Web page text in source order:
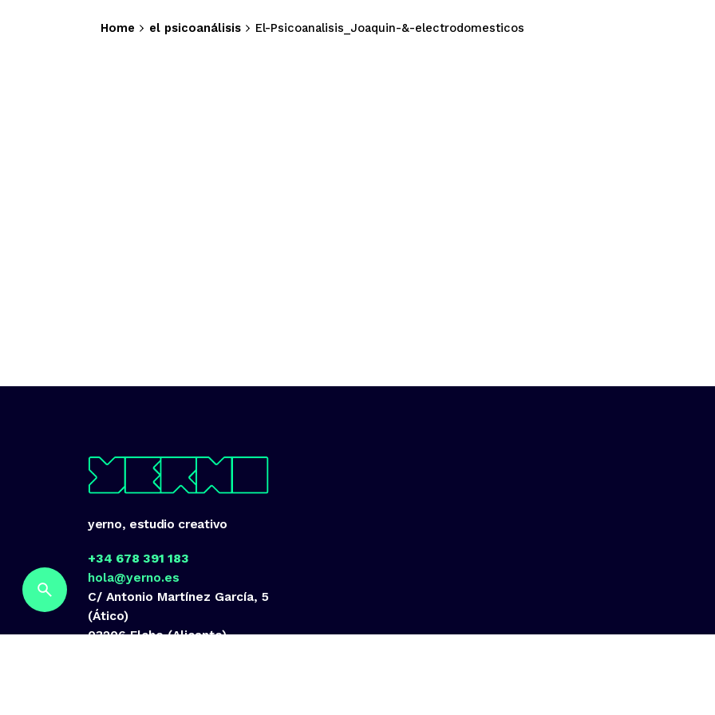
Home el psicoanálisis El-Psicoanalisis_Joaquin-&-electrodomesticos
yerno, estudio creativo
+34 678 391 183
hola@yerno.es
C/ Antonio Martínez García, 5
(Ático)
03206 Elche (Alicante)